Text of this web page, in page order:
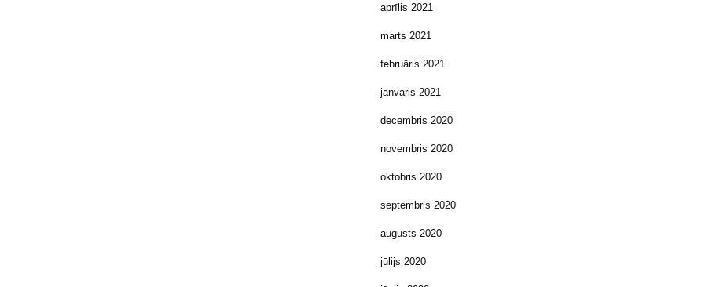
aprīlis 2021
marts 2021
februāris 2021
janvāris 2021
decembris 2020
novembris 2020
oktobris 2020
septembris 2020
augusts 2020
jūlijs 2020